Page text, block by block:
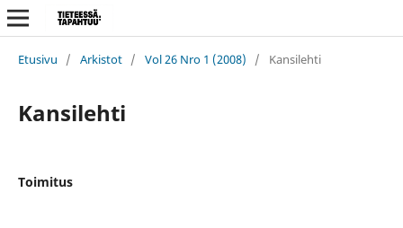
Etusivu / Arkistot / Vol 26 Nro 1 (2008) / Kansilehti
Kansilehti
Toimitus